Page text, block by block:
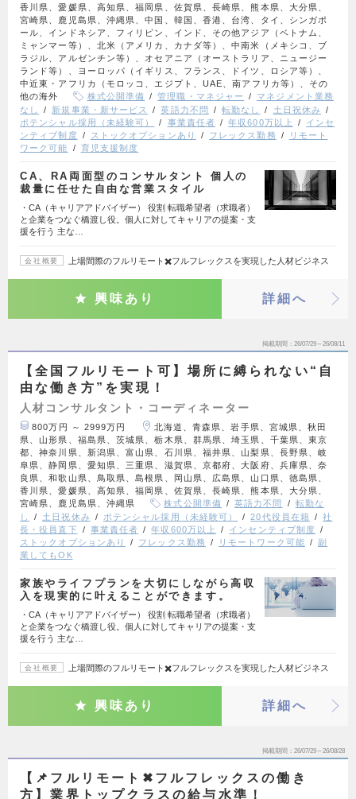
香川県、愛媛県、高知県、福岡県、佐賀県、長崎県、熊本県、大分県、
宮崎県、鹿児島県、沖縄県、中国、韓国、香港、台湾、タイ、シンガポ
ール、インドネシア、フィリピン、インド、その他アジア（ベトナム、
ミャンマー等）、北米（アメリカ、カナダ等）、中南米（メキシコ、ブ
ラジル、アルゼンチン等）、オセアニア（オーストラリア、ニュージー
ランド等）、ヨーロッパ（イギリス、フランス、ドイツ、ロシア等）、
中近東・アフリカ（モロッコ、エジプト、UAE、南アフリカ等）、その
他の海外
株式公開準備 管理職・マネジャー
マネジメント業務
なし
新規事業・新サービス 英語力不問 転勤なし
土日祝休み
ポテンシャル採用（未経験可）
事業責任者 年収600万以上
インセ
ンティブ制度
ストックオプションあり フレックス勤務
リモート
ワーク可能
育児支援制度
CA、RA両面型のコンサルタント 個人の
裁量に任せた自由な営業スタイル
・CA（キャリアアドバイザー） 役割 転職希望者（求職者）
と企業をつなぐ橋渡し役。個人に対してキャリアの提案・支
援を行う 主な…
会社概要 上場間際のフルリモート✖️フルフレックスを実現した人材ビジネス
興味あり 詳細へ
掲載期間 26/07/29～26/08/11
【全国フルリモート可】場所に縛られない“自
由な働き方”を実現！
人材コンサルタント・コーディネーター
800万円 ～ 2999万円
北海道、青森県、岩手県、宮城県、秋田
県、山形県、福島県、茨城県、栃木県、群馬県、埼玉県、千葉県、東京
都、神奈川県、新潟県、富山県、石川県、福井県、山梨県、長野県、岐
阜県、静岡県、愛知県、三重県、滋賀県、京都府、大阪府、兵庫県、奈
良県、和歌山県、鳥取県、島根県、岡山県、広島県、山口県、徳島県、
香川県、愛媛県、高知県、福岡県、佐賀県、長崎県、熊本県、大分県、
宮崎県、鹿児島県、沖縄県
株式公開準備 英語力不問
転勤な
し
土日祝休み ポテンシャル採用（未経験可） 20代役員在籍
社
長・役員直下
事業責任者 年収600万以上
インセンティブ制度
ストックオプションあり
フレックス勤務 リモートワーク可能
副
業してもOK
家族やライフプランを大切にしながら高収
入を現実的に叶えることができます。
・CA（キャリアアドバイザー） 役割 転職希望者（求職者）
と企業をつなぐ橋渡し役。個人に対してキャリアの提案・支
援を行う 主な…
会社概要 上場間際のフルリモート✖️フルフレックスを実現した人材ビジネス
興味あり 詳細へ
掲載期間 26/07/29～26/08/28
【📌フルリモート✖︎フルフレックスの働き
方】業界トップクラスの給与水準！